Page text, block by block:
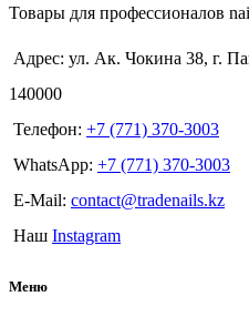
Товары для профессионалов
Адрес: ул. Ак. Чокина 38, г.
140000
Телефон: +7 (771) 370-3003
WhatsApp: +7 (771) 370-3003
E-Mail: contact@tradenails.kz
Наш Instagram
Меню